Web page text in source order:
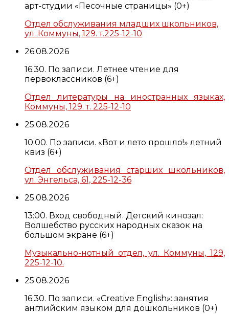
арт-студии «Песочные страницы» (0+)
Отдел обслуживания младших школьников,
ул. Коммуны, 129. т.225-12-10
26.08.2026
16:30. По записи. Летнее чтение для
первоклассников (6+)
Отдел литературы на иностранных языках,
Коммуны, 129. т. 225-12-10
25.08.2026
10:00. По записи. «Вот и лето прошло!» летний
квиз (6+)
Отдел обслуживания старших школьников,
ул. Энгельса, 61, 225-12-36
25.08.2026
13:00. Вход свободный. Детский кинозал:
Волшебство русских народных сказок на
большом экране (6+)
Музыкально-нотный отдел, ул. Коммуны, 129,
225-12-10.
25.08.2026
16:30. По записи. «Creative English»: занятия
английским языком для дошкольников (0+)